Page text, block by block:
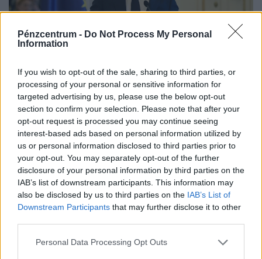
Pénzcentrum - Do Not Process My Personal
Information
If you wish to opt-out of the sale, sharing to third parties, or
processing of your personal or sensitive information for
targeted advertising by us, please use the below opt-out
section to confirm your selection. Please note that after your
opt-out request is processed you may continue seeing
interest-based ads based on personal information utilized by
us or personal information disclosed to third parties prior to
your opt-out. You may separately opt-out of the further
disclosure of your personal information by third parties on the
IAB’s list of downstream participants. This information may
also be disclosed by us to third parties on the IAB’s List of
Downstream Participants that may further disclose it to other
Personal Data Processing Opt Outs
Magyar Péter: mától nincs szükség az önkéntes
fogyasztáscsökkentésre
A mai naptól megszűnik az önkéntes lakossági
fogyasztáscsökkentés, miután a kormány értékelése
szerint sikerült megvédeni Magyarország
energiabiztonságát.